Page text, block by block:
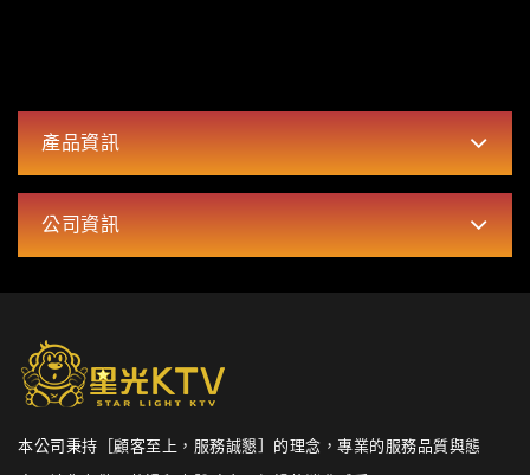
產品資訊
公司資訊
本公司秉持［顧客至上，服務誠懇］的理念，專業的服務品質與態